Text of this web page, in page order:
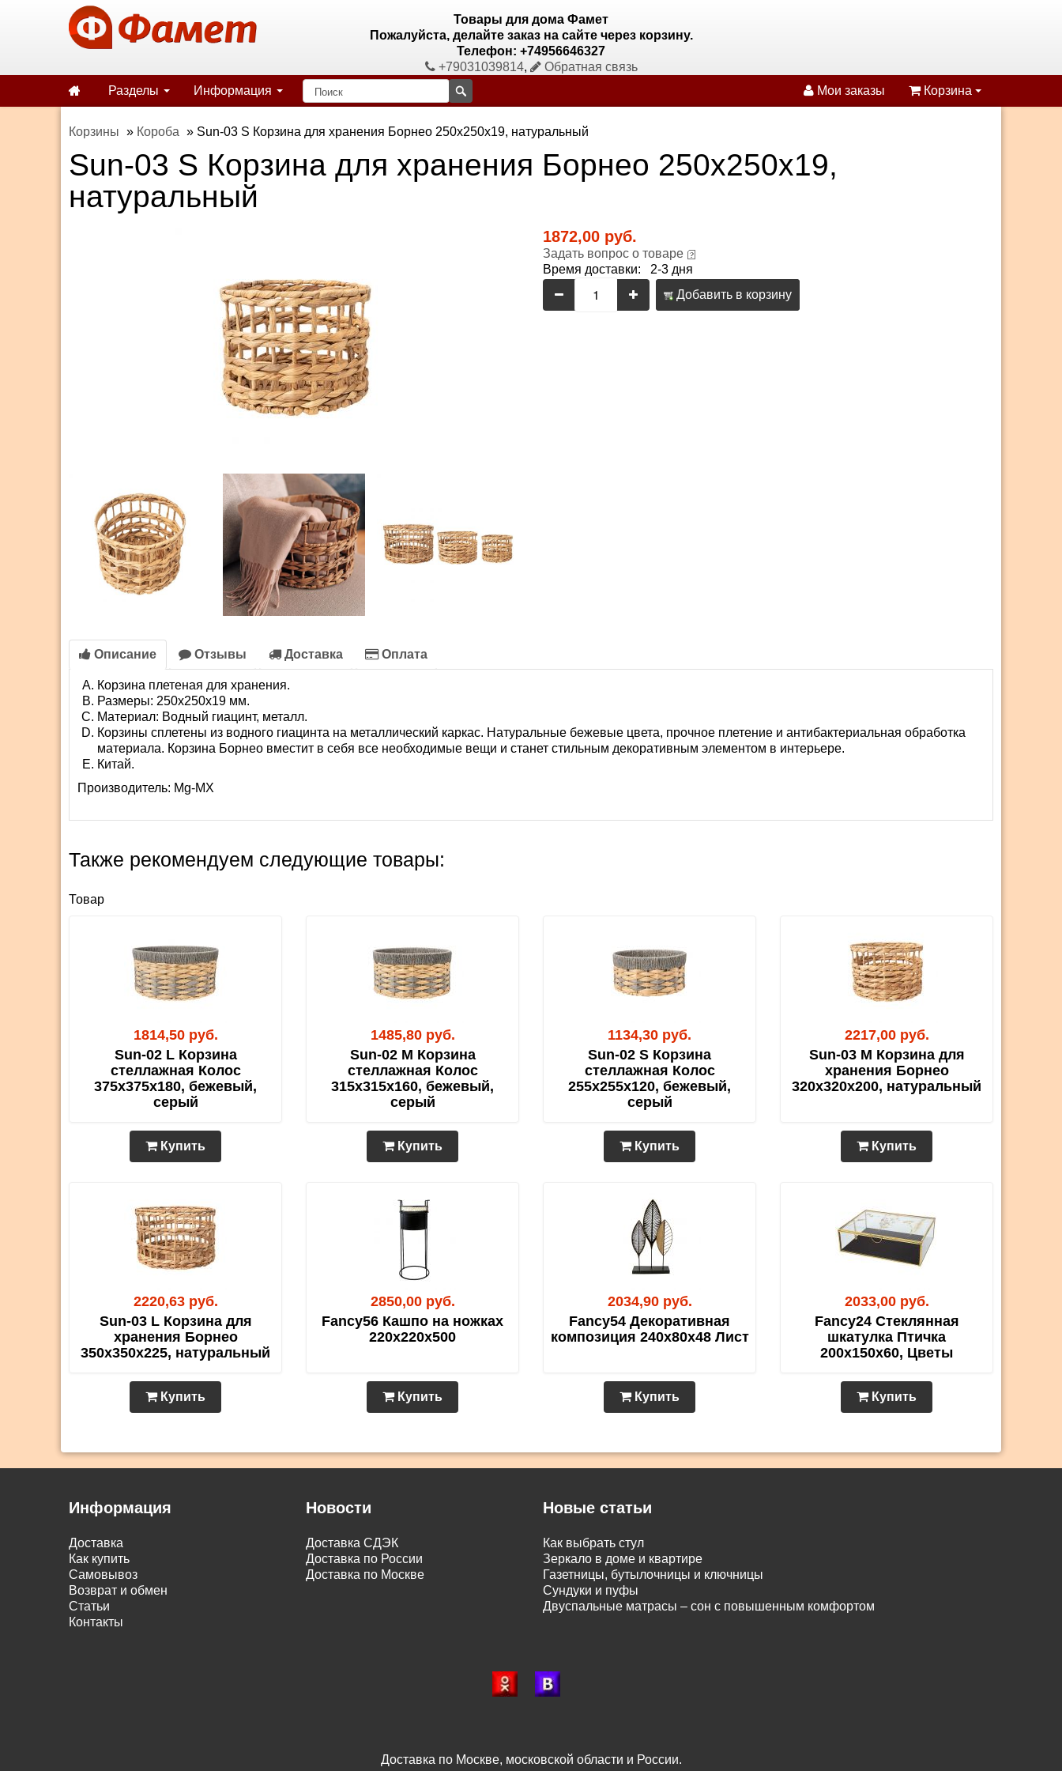
Товары для дома Фамет
Пожалуйста, делайте заказ на сайте через корзину.
Телефон: +74956646327
+79031039814,
Обратная связь
Разделы
Информация Мои заказы Корзина
Корзины » Короба » Sun-03 S Корзина для хранения Борнео 250х250х19, натуральный
Sun-03 S Корзина для хранения Борнео 250х250х19,
натуральный
1872,00 руб.
Задать вопрос о товаре
Время доставки: 2-3 дня
Добавить в корзину
Описание Отзывы Доставка Оплата
Корзина плетеная для хранения.
Размеры: 250х250х19 мм.
Материал: Водный гиацинт, металл.
Корзины сплетены из водного гиацинта на металлический каркас. Натуральные бежевые цвета, прочное плетение и антибактериальная обработка
материала. Корзина Борнео вместит в себя все необходимые вещи и станет стильным декоративным элементом в интерьере.
Китай.
Производитель: Mg-MX
Также рекомендуем следующие товары:
Товар
1814,50 руб.
Sun-02 L Корзина
стеллажная Колос
375х375х180, бежевый,
серый
Купить
1485,80 руб.
Sun-02 M Корзина
стеллажная Колос
315х315х160, бежевый,
серый
Купить
1134,30 руб.
Sun-02 S Корзина
стеллажная Колос
255х255х120, бежевый,
серый
Купить
2217,00 руб.
Sun-03 M Корзина для
хранения Борнео
320х320х200, натуральный
Купить
2220,63 руб.
Sun-03 L Корзина для
хранения Борнео
350х350х225, натуральный
Купить
2850,00 руб.
Fancy56 Кашпо на ножках
220х220х500
Купить
2034,90 руб.
Fancy54 Декоративная
композиция 240х80х48 Лист
Купить
2033,00 руб.
Fancy24 Стеклянная
шкатулка Птичка
200х150х60, Цветы
Купить
Информация
Доставка
Как купить
Самовывоз
Возврат и обмен
Статьи
Контакты
Новости
Доставка СДЭК
Доставка по России
Доставка по Москве
Новые статьи
Как выбрать стул
Зеркало в доме и квартире
Газетницы, бутылочницы и ключницы
Сундуки и пуфы
Двуспальные матрасы – сон с повышенным комфортом
Доставка по Москве, московской области и России.